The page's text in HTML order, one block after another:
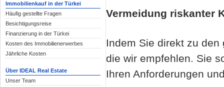
Immobilienkauf in der Türkei
Häufig gestellte Fragen
Besichtigungsreise
Finanzierung in der Türkei
Kosten des Immobilienerwerbes
Jährliche Kosten
Über IDEAL Real Estate
Unser Team
Vermeidung riskanter
Indem Sie direkt zu
die wir empfehlen. Sie
Ihren Anforderungen